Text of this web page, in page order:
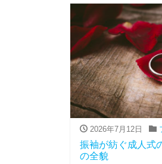
2026年7月12日
振袖が紡ぐ成人式
の全貌